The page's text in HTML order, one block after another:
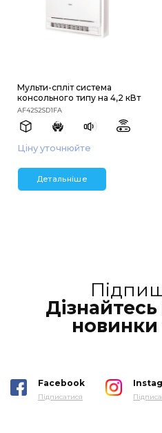
Мульти-спліт система
консольного типу на 4,2 кВт
AF42S2SD1FA
Ціну уточнюйте
Детальніше
новинки
Facebook
Підписатися